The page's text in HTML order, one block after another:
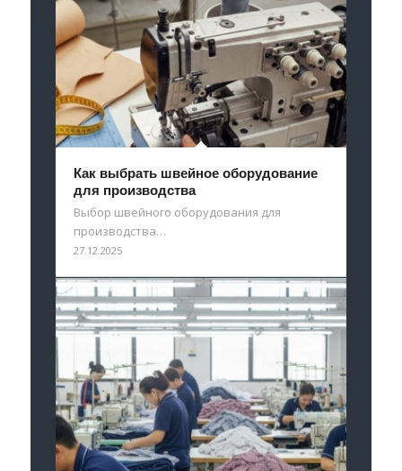
Как выбрать швейное оборудование
для производства
Выбор швейного оборудования для
производства…
27.12.2025